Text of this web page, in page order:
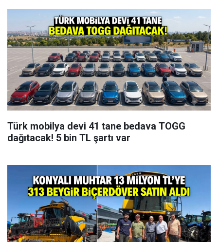
Türk mobilya devi 41 tane bedava TOGG
dağıtacak! 5 bin TL şartı var